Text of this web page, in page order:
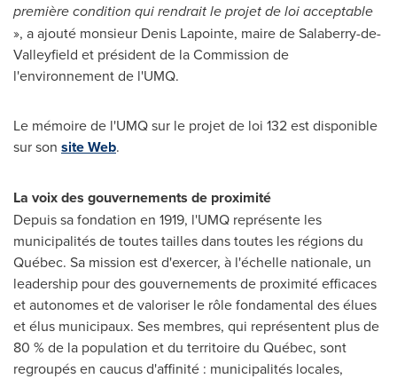
première condition qui rendrait le projet de loi acceptable
», a ajouté monsieur Denis Lapointe, maire deSalaberry-de-
Valleyfield et président de la Commission de
l'environnement de l'UMQ.
Le mémoire de l'UMQ sur le projet de loi 132 est disponible
sur son site Web.
La voix des gouvernements de proximité
Depuis sa fondation en 1919, l'UMQ représente les
municipalités de toutes tailles dans toutes les régions du
Québec. Sa mission est d'exercer, à l'échelle nationale, un
leadership pour des gouvernements de proximité efficaces
et autonomes et de valoriser le rôle fondamental des élues
et élus municipaux. Ses membres, qui représentent plus de
80 % de la population et du territoire du Québec, sont
regroupés en caucus d'affinité : municipalités locales,